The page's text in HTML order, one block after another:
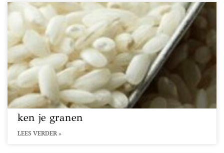
ken je granen
LEES VERDER »